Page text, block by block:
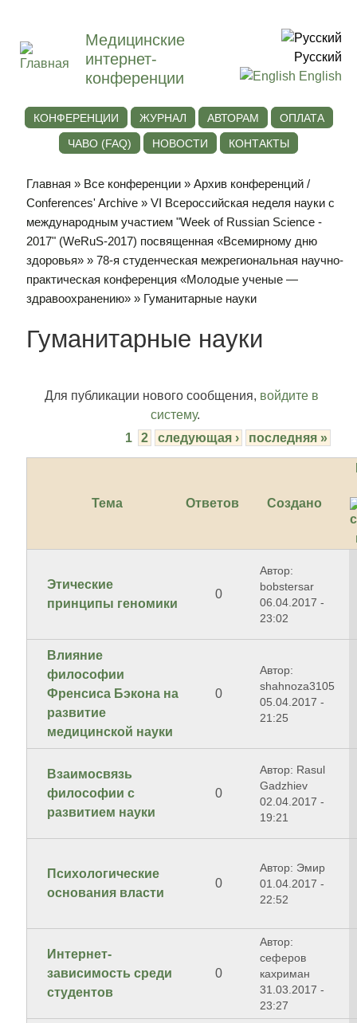
Медицинские
интернет-
конференции
Русский
English
КОНФЕРЕНЦИИ ЖУРНАЛ АВТОРАМ
ОПЛАТА
ЧАВО (FAQ)
НОВОСТИ КОНТАКТЫ
Главная » Все конференции »Архив конференций /
Conferences' Archive »VI Всероссийская неделя науки с
международным участием "Week of Russian Science -
2017" (WeRuS-2017) посвященная «Всемирному дню
здоровья» »78-я студенческая межрегиональная научно-
практическая конференция «Молодые ученые —
здравоохранению» » Гуманитарные науки
Гуманитарные науки
Для публикации нового сообщения, войдите в
систему.
1
2 следующая › последняя »
Тема Ответов Создано
Этические
принципы геномики
0
Автор:
bobstersar
06.04.2017 -
23:02
Влияние
философии
Френсиса Бэкона на
развитие
медицинской науки
0
Автор:
shahnoza3105
05.04.2017 -
21:25
Взаимосвязь
философии с
развитием науки
0
Автор: Rasul
Gadzhiev
02.04.2017 -
19:21
Психологические
основания власти
0
Автор: Эмир
01.04.2017 -
22:52
Интернет-
зависимость среди
студентов
0
Автор:
сеферов
кахриман
31.03.2017 -
23:27